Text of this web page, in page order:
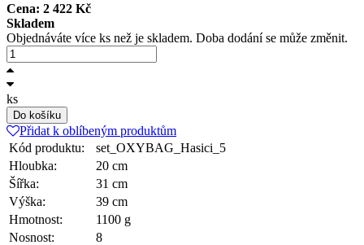
Cena: 2 422 Kč
Skladem
Objednáváte více ks než je skladem. Doba dodání se může změnit.
ks
Do košíku
Přidat k oblíbeným produktům
Kód produktu:
set_OXYBAG_Hasici_5
Hloubka:
20 cm
Šířka:
31 cm
Výška:
39 cm
Hmotnost:
1100 g
Nosnost:
8